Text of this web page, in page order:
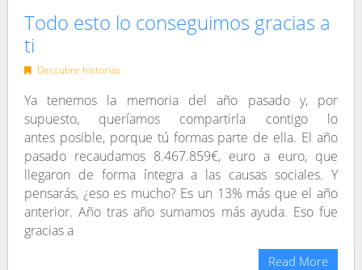
Todo esto lo conseguimos gracias a
ti
Descubre historias
Ya tenemos la memoria del año pasado y, por
supuesto, queríamos compartirla contigo lo
antes posible, porque tú formas parte de ella. El año
pasado recaudamos 8.467.859€, euro a euro, que
llegaron de forma íntegra a las causas sociales. Y
pensarás, ¿eso es mucho? Es un 13% más que el año
anterior. Año tras año sumamos más ayuda. Eso fue
gracias a
Read More